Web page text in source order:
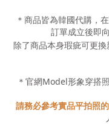
＊商品皆為韓國代購，
訂單成立後即
除了商品本身瑕疵可更
＊官網Model形象穿搭
請務必參考實品平拍照的